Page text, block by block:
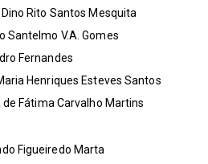
Rito Santos Mesquita
Santelmo V.A. Gomes
Fernandes
Henriques Esteves Santos
de Fátima Carvalho Martins
Figueiredo Marta